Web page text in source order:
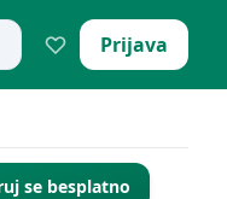
Prijava
se besplatno